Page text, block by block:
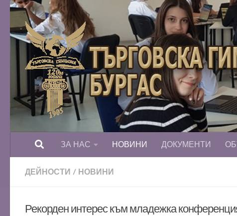
Към съдържанието
ЗА НАС НОВИНИ ДОКУМЕНТИ
ДЕЙНОСТИ / НОВИНИ
Рекорден интерес към младежка